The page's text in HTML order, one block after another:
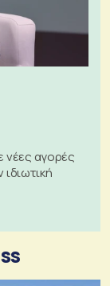
νέες αγορές